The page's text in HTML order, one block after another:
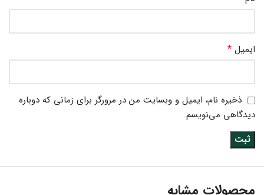
ایمیل *
ذخیره نام، ایمیل و وبسایت من در مرورگر برای زمانی که دوباره
دیدگاهی می‌نویسم.
محصولات مشابه